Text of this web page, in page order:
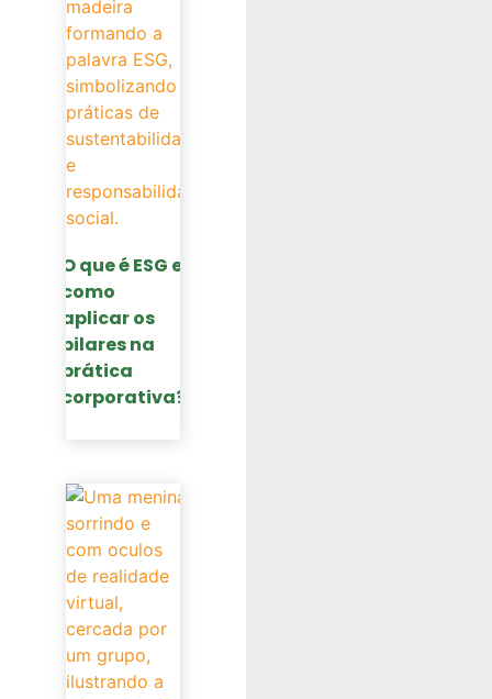
O que é ESG e
como
aplicar os
pilares na
prática
corporativa?